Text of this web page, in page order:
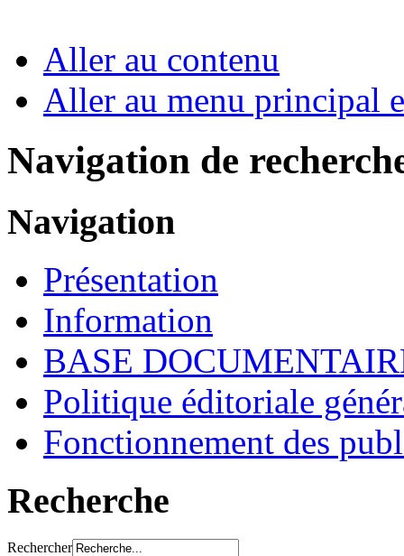
Aller au contenu
Aller au menu principal
Navigation de
Navigation
Présentation
Information
BASE
Politique éditoriale
Fonctionnement des
Recherche
Rechercher